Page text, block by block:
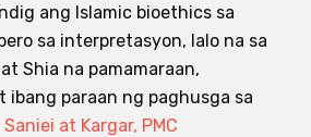
ang Islamic bioethics sa
sa interpretasyon, lalo na sa
Shia na pamamaraan,
ibang paraan ng paghusga sa
Saniei at Kargar, PMC